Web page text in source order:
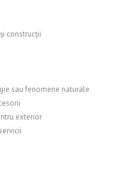
construcții
sau fenomene naturale
exterior